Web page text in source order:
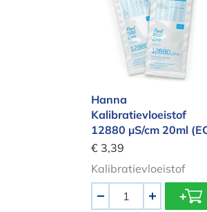
Hanna
Kalibratievloeistof
12880 µS/cm 20ml
€ 3,39
Kalibratievloeistof
+